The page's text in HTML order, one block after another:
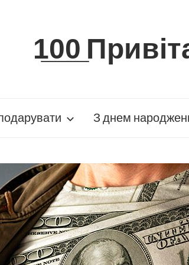
1̲0̲0̲
З днем